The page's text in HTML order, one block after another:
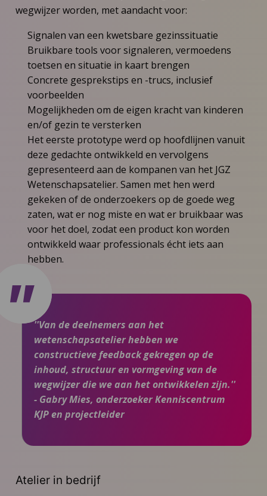
wegwijzer worden, met aandacht voor:
Signalen van een kwetsbare gezinssituatie
Bruikbare tools voor signaleren, vermoedens
toetsen en situatie in kaart brengen
Concrete gesprekstips en -trucs, inclusief
voorbeelden
Mogelijkheden om de eigen kracht van kinderen
en/of gezin te versterken
Het eerste prototype werd op hoofdlijnen vanuit
deze gedachte ontwikkeld en vervolgens
gepresenteerd aan de kompanen van het JGZ
Wetenschapsatelier. Samen met hen werd
gekeken of de onderzoekers op de goede weg
zaten, wat er nog miste en wat er bruikbaar was
voor het doel, zodat een product kon worden
ontwikkeld waar professionals écht iets aan
hebben.
''Van de deelnemers aan het
wetenschapsatelier hebben we
constructieve feedback gekregen op de
inhoud, structuur en vormgeving van de
wegwijzer die we aan het ontwikkelen zijn.''
- Gabry Mies, onderzoeker Kenniscentrum
KJP en projectleider
Atelier in bedrijf